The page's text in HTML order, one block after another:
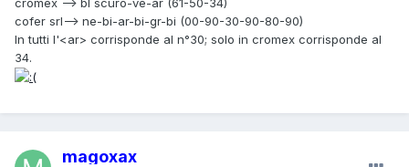
cofer srl--> ne-bi-ar-bi-gr-bi (00-90-30-90-80-90)
In tutti l'<ar> corrisponde al n°30; solo in cromex corrisponde al
34.
magoxax